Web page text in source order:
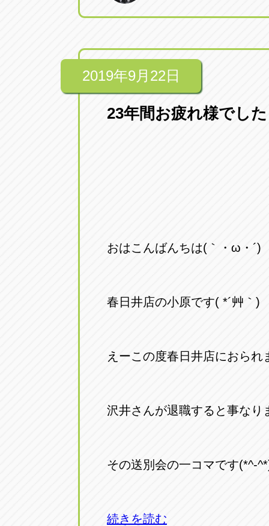
2019年9月22日
23年間お疲れ様でした
おはこんばんちは(｀・ω・´)
春日井店の小原です( *´艸｀)
えーこの度春日井店におられ
沢井さんが退職すると事なり
その送別会の一コマです(*^-
続きを読む